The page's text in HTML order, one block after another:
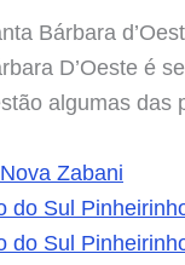
Bárbara
D’Oeste é
algumas das
Zabani
do Sul
do Sul